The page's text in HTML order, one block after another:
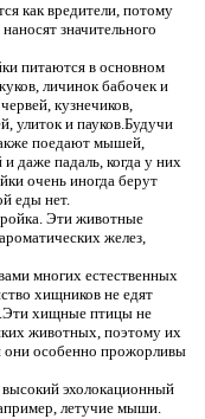
как вредители, потому
значительного
питаются в основном
личинок бабочек и
кузнечиков,
улиток и пауков.Будучи
поедают мышей,
даже падаль, когда у них
очень иногда берут
еды нет.
Эти животные
желез,
многих естественных
хищников не едят
хищные птицы не
животных, поэтому их
они особенно прожорливы
эхолокационный
летучие мыши.